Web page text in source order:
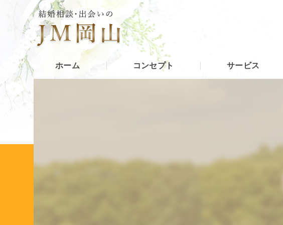
ホーム コンセプト サービス